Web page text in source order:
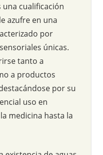
una cualificación
azufre en una
por
únicas.
tanto a
a productos
por su
uso en
medicina hasta la